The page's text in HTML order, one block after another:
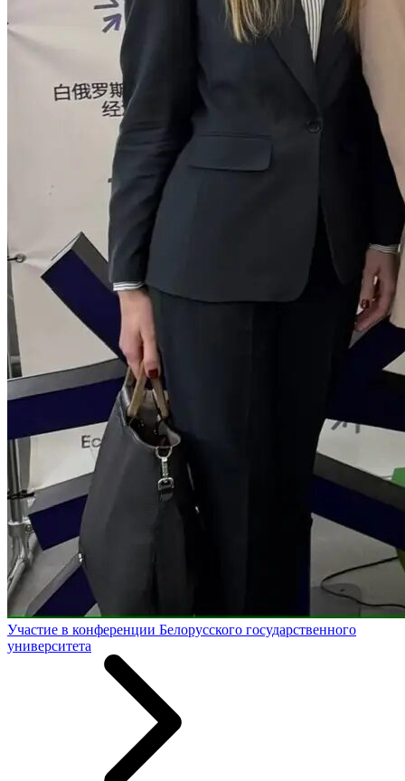
Участие в конференции Белорусского государственного
университета